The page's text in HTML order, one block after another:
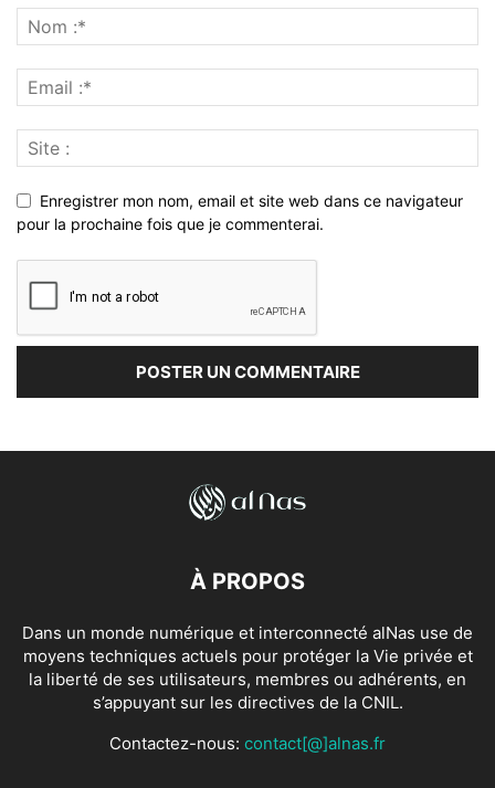
Enregistrer mon nom, email et site web dans ce navigateur
pour la prochaine fois que je commenterai.
À PROPOS
Dans un monde numérique et interconnecté alNas use de
moyens techniques actuels pour protéger la Vie privée et
la liberté de ses utilisateurs, membres ou adhérents, en
s’appuyant sur les directives de la CNIL.
Contactez-nous: contact[@]alnas.fr